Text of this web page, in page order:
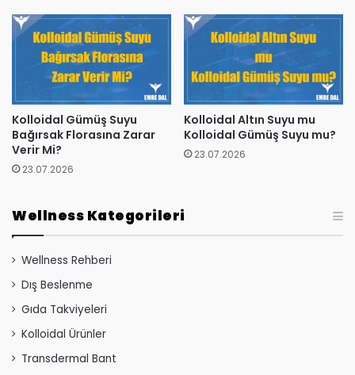
Kolloidal Gümüş Suyu
Bağırsak Florasına Zarar
Verir Mi?
23.07.2026
Kolloidal Altın Suyu mu
Kolloidal Gümüş Suyu mu?
23.07.2026
Wellness Kategorileri
Wellness Rehberi
Dış Beslenme
Gıda Takviyeleri
Kolloidal Ürünler
Transdermal Bant